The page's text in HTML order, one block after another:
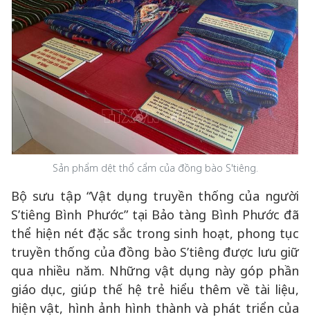
Sản phẩm dệt thổ cẩm của đồng bào S'tiêng.
Bộ sưu tập “Vật dụng truyền thống của người
S’tiêng Bình Phước” tại Bảo tàng Bình Phước đã
thể hiện nét đặc sắc trong sinh hoạt, phong tục
truyền thống của đồng bào S’tiêng được lưu giữ
qua nhiều năm. Những vật dụng này góp phần
giáo dục, giúp thế hệ trẻ hiểu thêm về tài liệu,
hiện vật, hình ảnh hình thành và phát triển của